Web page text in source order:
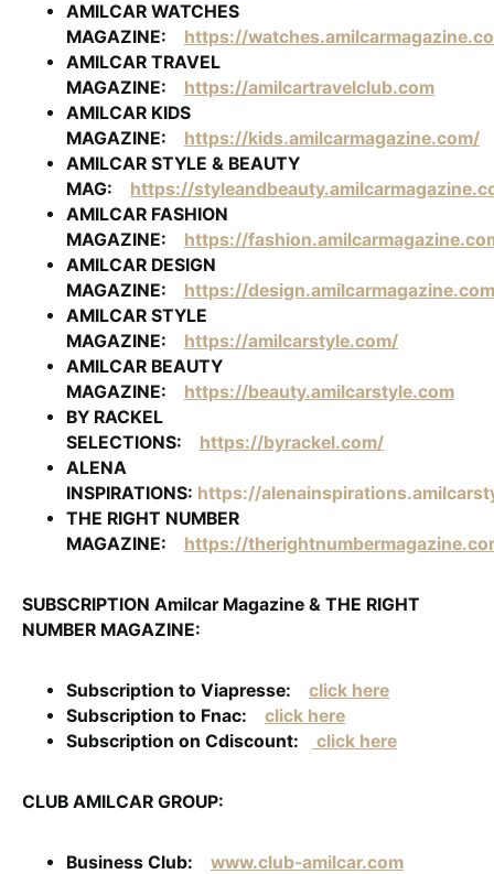
AMILCAR WATCHES
MAGAZINE: https://
AMILCAR TRAVEL
MAGAZINE: https://amilcartravelclub.com
AMILCAR KIDS
MAGAZINE: https://kids.amilcarmagazine.com/
AMILCAR STYLE & BEAUTY
MAG: https://
AMILCAR FASHION
MAGAZINE: https://
AMILCAR DESIGN
MAGAZINE: https://
AMILCAR STYLE
MAGAZINE: https://amilcarstyle.com/
AMILCAR BEAUTY
MAGAZINE: https://beauty.amilcarstyle.com
BY RACKEL
SELECTIONS: https://byrackel.com/
ALENA
INSPIRATIONS: https://
THE RIGHT NUMBER
MAGAZINE: https://
SUBSCRIPTION Amilcar Magazine & THE RIGHT
NUMBER MAGAZINE:
Subscription to Viapresse: click here
Subscription to Fnac: click here
Subscription on Cdiscount:
click here
CLUB AMILCAR GROUP:
Business Club: www.club-amilcar.com